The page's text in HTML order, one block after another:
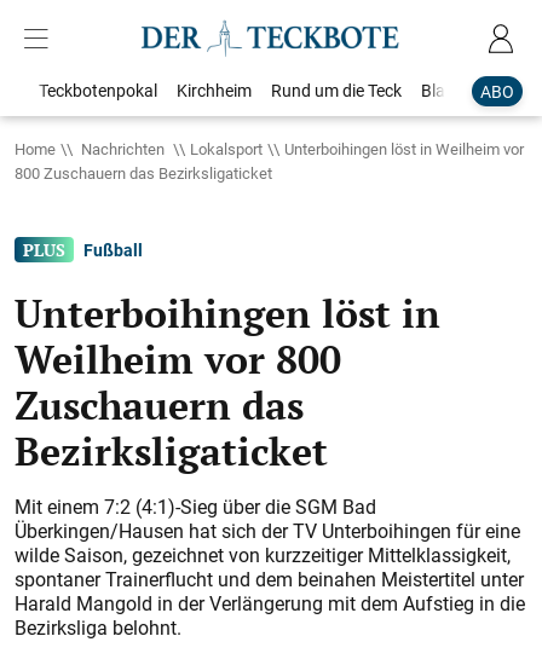
ABO
Teckbotenpokal Kirchheim Rund um die Teck Blaulicht
Home Nachrichten Lokalsport
Unterboihingen löst in Weilheim vor
800 Zuschauern das Bezirksligaticket​​​​​​​​​​​​​​
Fußball
Unterboihingen löst in
Weilheim vor 800
Zuschauern das
Bezirksligaticket​​​​​​​​​​​​​​
Mit einem 7:2 (4:1)-Sieg über die SGM Bad
Überkingen/Hausen hat sich der TV Unterboihingen für eine
wilde Saison, gezeichnet von kurzzeitiger Mittelklassigkeit,
spontaner Trainerflucht und dem beinahen Meistertitel unter
Harald Mangold in der Verlängerung mit dem Aufstieg in die
Bezirksliga belohnt.